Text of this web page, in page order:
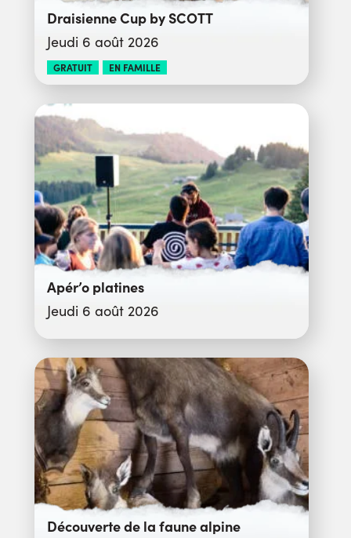
Draisienne Cup by SCOTT
Jeudi 6 août 2026
GRATUIT EN FAMILLE
Apér’o platines
Jeudi 6 août 2026
Découverte de la faune alpine